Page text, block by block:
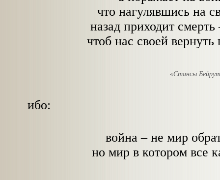
что нагулявшись на
назад приходит смерть
чтоб нас своей вернуть
«Стансы
ибо:
война – не мир
но мир в котором все